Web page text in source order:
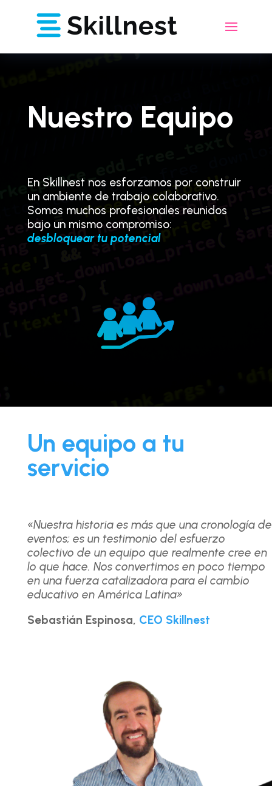
Nuestro Equipo
En Skillnest nos esforzamos por construir
un ambiente de trabajo colaborativo.
Somos muchos profesionales reunidos
bajo un mismo compromiso:
desbloquear tu potencial
Un equipo a tu
servicio
«Nuestra historia es más que una cronología de
eventos; es un testimonio del esfuerzo
colectivo de un equipo que realmente cree en
lo que hace. Nos convertimos en poco tiempo
en una fuerza catalizadora para el cambio
educativo en América Latina»
Sebastián Espinosa, CEO Skillnest